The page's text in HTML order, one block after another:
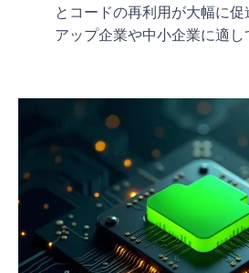
とコードの再利用が大幅に
アップ企業や中小企業に適し